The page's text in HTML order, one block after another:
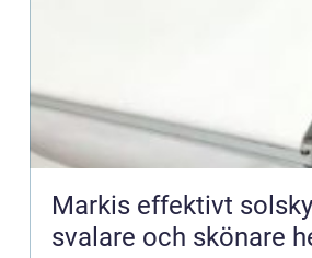
Markis effektivt solskydd för ett
svalare och skönare